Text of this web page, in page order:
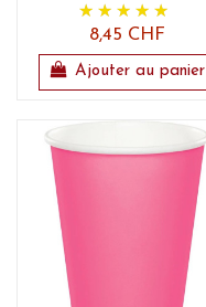
8,45 CHF
Ajouter au panier